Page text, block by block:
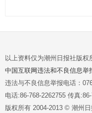
以上资料仅为潮州日报社版
中国互联网违法和不良信息举
违法与不良信息举报电话：
电话:86-768-2262755 传真
版权所有 2004-2013 © 潮州